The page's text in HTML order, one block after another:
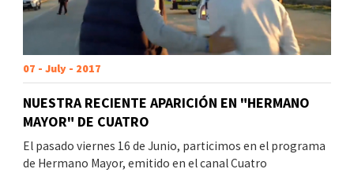
07 - July - 2017
NUESTRA RECIENTE APARICIÓN EN "HERMANO
MAYOR" DE CUATRO
El pasado viernes 16 de Junio, particimos en el programa
de Hermano Mayor, emitido en el canal Cuatro